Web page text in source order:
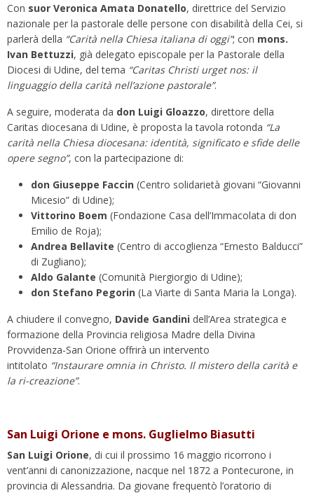
Con suor Veronica Amata Donatello, direttrice del Servizio
nazionale per la pastorale delle persone con disabilità della Cei, si
parlerà della “Carità nella Chiesa italiana di oggi”; con mons.
Ivan Bettuzzi, già delegato episcopale per la Pastorale della
Diocesi di Udine, del tema “Caritas Christi urget nos: il
linguaggio della carità nell’azione pastorale”.
A seguire, moderata da don Luigi Gloazzo, direttore della
Caritas diocesana di Udine, è proposta la tavola rotonda “La
carità nella Chiesa diocesana: identità, significato e sfide delle
opere segno”, con la partecipazione di:
don Giuseppe Faccin (Centro solidarietà giovani “Giovanni
Micesio” di Udine);
Vittorino Boem (Fondazione Casa dell’Immacolata di don
Emilio de Roja);
Andrea Bellavite (Centro di accoglienza “Ernesto Balducci”
di Zugliano);
Aldo Galante (Comunità Piergiorgio di Udine);
don Stefano Pegorin (La Viarte di Santa Maria la Longa).
A chiudere il convegno, Davide Gandini dell’Area strategica e
formazione della Provincia religiosa Madre della Divina
Provvidenza-San Orione offrirà un intervento
intitolato “Instaurare omnia in Christo. Il mistero della carità e
la ri-creazione”.
San Luigi Orione e mons. Guglielmo Biasutti
San Luigi Orione, di cui il prossimo 16 maggio ricorrono i
vent’anni di canonizzazione, nacque nel 1872 a Pontecurone, in
provincia di Alessandria. Da giovane frequentò l’oratorio di